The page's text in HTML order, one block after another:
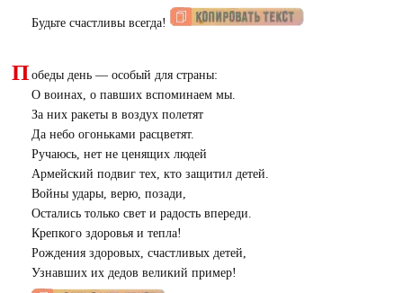
Будьте счастливы всегда!
П обеды день — особый для страны:
О воинах, о павших вспоминаем мы.
За них ракеты в воздух полетят
Да небо огоньками расцветят.
Ручаюсь, нет не ценящих людей
Армейский подвиг тех, кто защитил детей.
Войны удары, верю, позади,
Остались только свет и радость впереди.
Крепкого здоровья и тепла!
Рождения здоровых, счастливых детей,
Узнавших их дедов великий пример!